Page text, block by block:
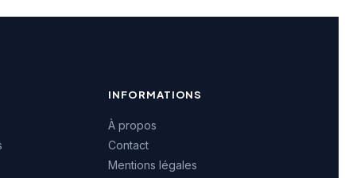
INFORMATIONS
À propos
Contact
Mentions légales